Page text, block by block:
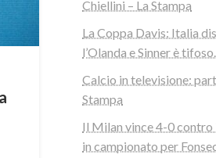
Chiellini – La Stampa
La Coppa Davis: Italia
l’Olanda e Sinner è tifoso.
Calcio in televisione:
Stampa
Il Milan vince 4-0
in campionato per